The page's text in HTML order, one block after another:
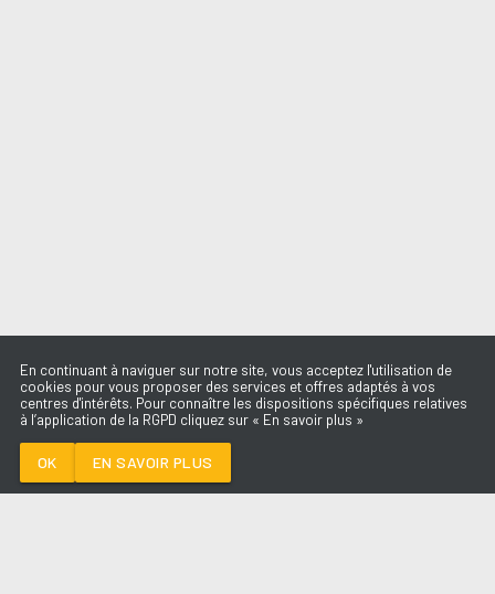
En continuant à naviguer sur notre site, vous acceptez l'utilisation de
cookies pour vous proposer des services et offres adaptés à vos
centres d'intérêts. Pour connaître les dispositions spécifiques relatives
à l’application de la RGPD cliquez sur « En savoir plus »
OK EN SAVOIR PLUS